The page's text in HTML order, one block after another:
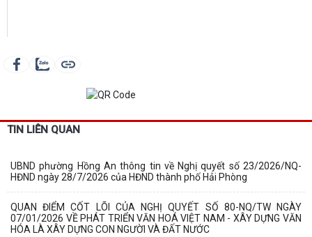
TIN LIÊN QUAN
UBND phường Hồng An thông tin về Nghị quyết số 23/2026/NQ-
HĐND ngày 28/7/2026 của HĐND thành phố Hải Phòng
QUAN ĐIỂM CỐT LÕI CỦA NGHỊ QUYẾT SỐ 80-NQ/TW NGÀY
07/01/2026 VỀ PHÁT TRIỂN VĂN HOÁ VIỆT NAM - XÂY DỰNG VĂN
HÓA LÀ XÂY DỰNG CON NGƯỜI VÀ ĐẤT NƯỚC